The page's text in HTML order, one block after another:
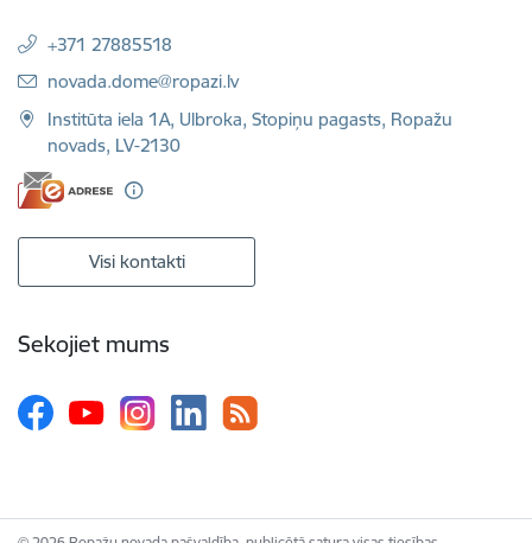
+371 27885518
E-pasts:
novada.dome@ropazi.lv
Institūta iela 1A, Ulbroka, Stopiņu pagasts, Ropažu
novads, LV-2130
Visi kontakti
Sekojiet mums